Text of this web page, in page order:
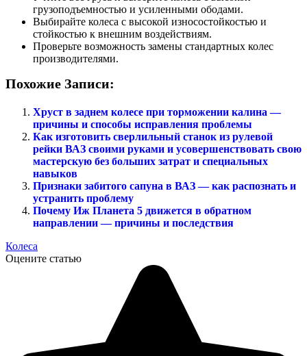
грузоподъемностью и усиленными ободами.
Выбирайте колеса с высокой износостойкостью и
стойкостью к внешним воздействиям.
Проверьте возможность замены стандартных колес
производителями.
Похожие Записи:
Хруст в заднем колесе при торможении калина —
причины и способы исправления проблемы
Как изготовить сверлильный станок из рулевой
рейки ВАЗ своими руками и усовершенствовать свою
мастерскую без больших затрат и специальных
навыков
Признаки забитого сапуна в ВАЗ — как распознать и
устранить проблему
Почему Иж Планета 5 движется в обратном
направлении — причины и последствия
Колеса
Оцените статью